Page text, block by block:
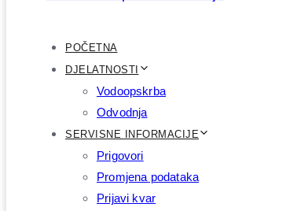
POČETNA
DJELATNOSTI
Vodoopskrba
Odvodnja
SERVISNE INFORMACIJE
Prigovori
Promjena podataka
Prijavi kvar